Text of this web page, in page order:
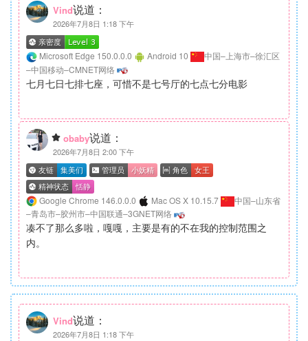
Vind说道：
2026年7月8日 1:18 下午
Microsoft Edge 150.0.0.0 Android 10
中国–上海市–徐汇区
–中国移动–CMNET网络
七月七日七排七座，可惜不是七号厅的七点七分电影
obaby说道：
2026年7月8日 2:00 下午
Google Chrome 146.0.0.0 Mac OS X 10.15.7
中国–山东省
–青岛市–胶州市–中国联通–3GNET网络
凑不了那么多啦，嘎嘎，主要是有的不在我的控制范围之
内。
Vind说道：
2026年7月8日 1:18 下午